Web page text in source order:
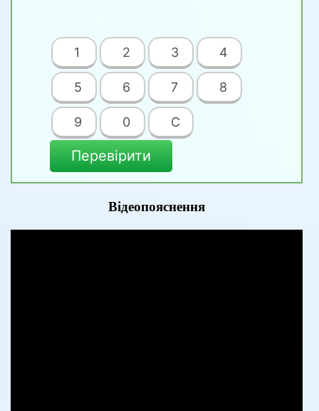
1 2 3 4
5 6 7 8
9 0 C
Перевірити
Відеопояснення